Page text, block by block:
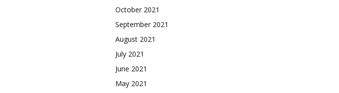
October 2021
September 2021
August 2021
July 2021
June 2021
May 2021